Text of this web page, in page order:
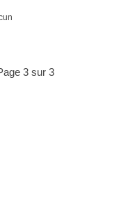
page 3 sur 3